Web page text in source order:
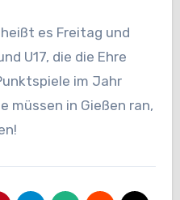
U17, die die Ehre
im Jahr
müssen in Gießen ran,